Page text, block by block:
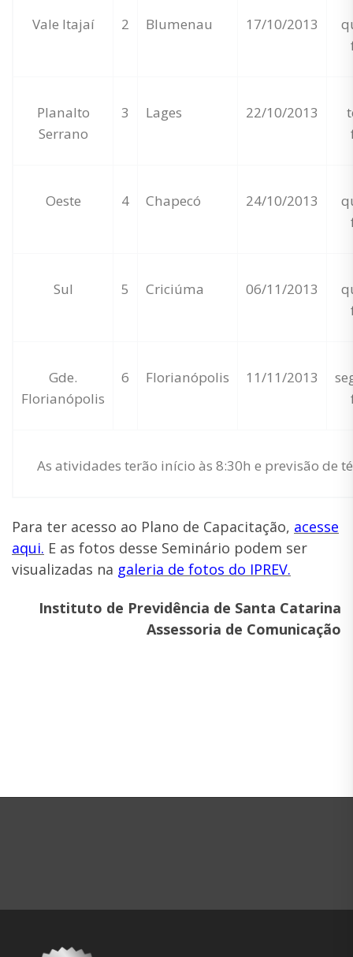
Vale Itajaí 2 Blumenau 17/10/2013
Planalto
Serrano
3 Lages 22/10/2013
Oeste 4 Chapecó 24/10/2013
Sul 5 Criciúma 06/11/2013
Gde.
Florianópolis
6 Florianópolis 11/11/2013
As atividades terão início às 8:30h e previsão de
Para ter acesso ao Plano de Capacitação, acesse
aqui. E as fotos desse Seminário podem ser
visualizadas na galeria de fotos do IPREV.
Instituto de Previdência de Santa Catarina
Assessoria de Comunicação